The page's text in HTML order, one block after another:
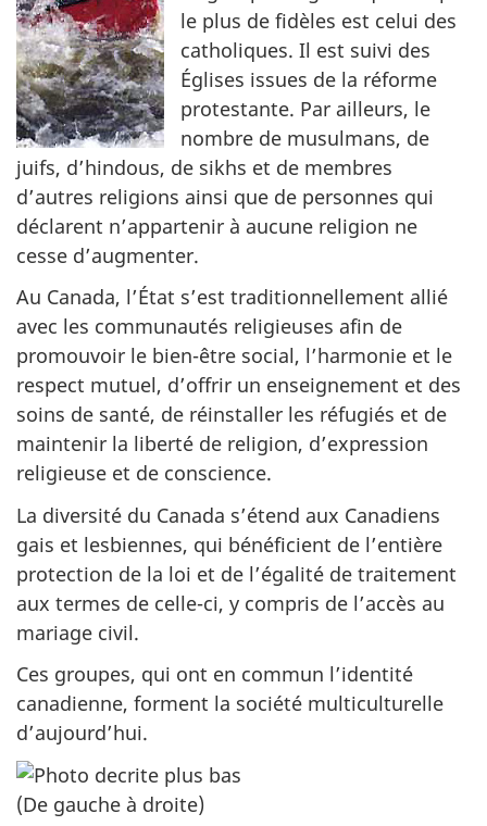
le plus de fidèles est celui des
catholiques. Il est suivi des
Églises issues de la réforme
protestante. Par ailleurs, le
nombre de musulmans, de
juifs, d’hindous, de sikhs et de membres
d’autres religions ainsi que de personnes qui
déclarent n’appartenir à aucune religion ne
cesse d’augmenter.
Au Canada, l’État s’est traditionnellement allié
avec les communautés religieuses afin de
promouvoir le bien-être social, l’harmonie et le
respect mutuel, d’offrir un enseignement et des
soins de santé, de réinstaller les réfugiés et de
maintenir la liberté de religion, d’expression
religieuse et de conscience.
La diversité du Canada s’étend aux Canadiens
gais et lesbiennes, qui bénéficient de l’entière
protection de la loi et de l’égalité de traitement
aux termes de celle-ci, y compris de l’accès au
mariage civil.
Ces groupes, qui ont en commun l’identité
canadienne, forment la société multiculturelle
d’aujourd’hui.
(De gauche à droite)